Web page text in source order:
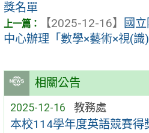
相關公告
2025-12-16 教務處
本校114學年度英語競賽得
獎名單
【2025-12-16】
國
中心辦理「數學×藝術×視(識